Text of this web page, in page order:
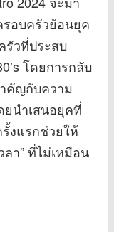
อบครัวย้อนยุค
รัวที่ประสบ
โดยการกลับ
คัญกับความ
นำเสนอยุคที่
งแรกช่วยให้
า” ที่ไม่เหมือน